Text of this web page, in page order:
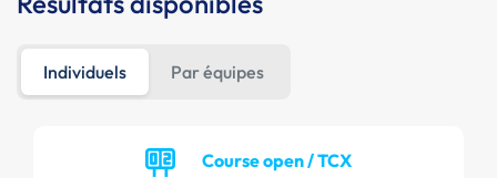
Individuels Par équipes
Course open / TCX